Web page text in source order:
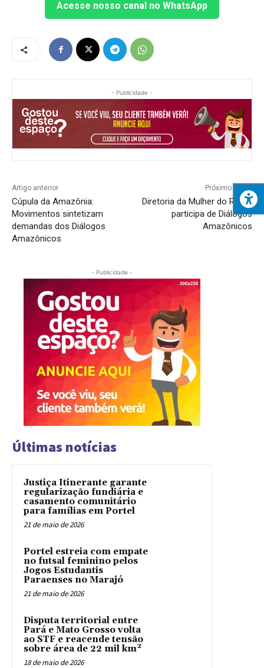
Acesse nosso canal no WhatsApp
- Publicidade -
Artigo anterior
Cúpula da Amazônia:
Movimentos sintetizam
demandas dos Diálogos
Amazônicos
Próximo artigo
Diretoria da Mulher do Remo
participa de Diálogos
Amazônicos
- Publicidade -
Últimas notícias
Justiça Itinerante garante
regularização fundiária e
casamento comunitário
para famílias em Portel
21 de maio de 2026
Portel estreia com empate
no futsal feminino pelos
Jogos Estudantis
Paraenses no Marajó
21 de maio de 2026
Disputa territorial entre
Pará e Mato Grosso volta
ao STF e reacende tensão
sobre área de 22 mil km²
18 de maio de 2026